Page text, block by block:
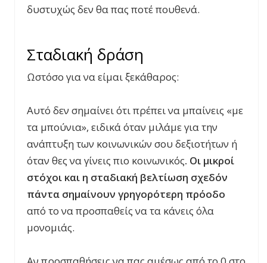
δυστυχώς δεν θα πας ποτέ πουθενά.
Σταδιακή δράση
Ωστόσο για να είμαι ξεκάθαρος:
Αυτό δεν σημαίνει ότι πρέπει να μπαίνεις «με
τα μπούνια», ειδικά όταν μιλάμε για την
ανάπτυξη των κοινωνικών σου δεξιοτήτων ή
όταν θες να γίνεις πιο κοινωνικός. Οι μικροί
στόχοι και η σταδιακή βελτίωση σχεδόν
πάντα σημαίνουν γρηγορότερη πρόοδο
από το να προσπαθείς να τα κάνεις όλα
μονομιάς.